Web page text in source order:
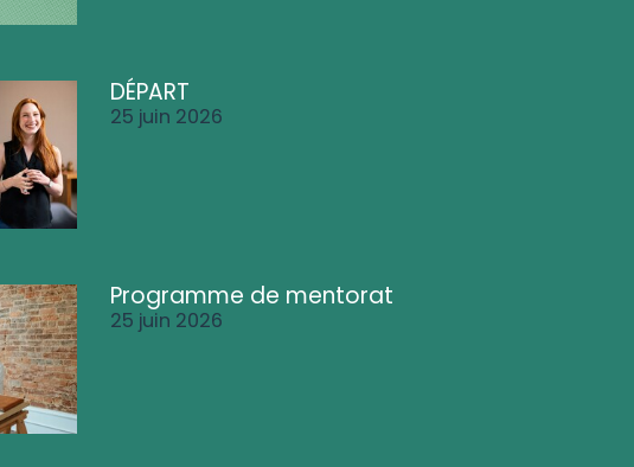
DÉPART
25 juin 2026
Programme de mentorat
25 juin 2026